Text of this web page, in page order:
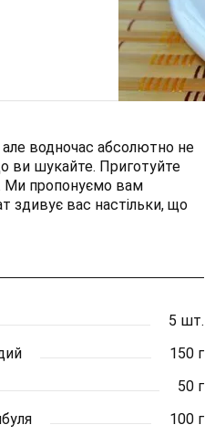
водночас абсолютно не
ви шукайте. Приготуйте
Ми пропонуємо вам
здивує вас настільки, що
5 шт.
150 г
50 г
100 г